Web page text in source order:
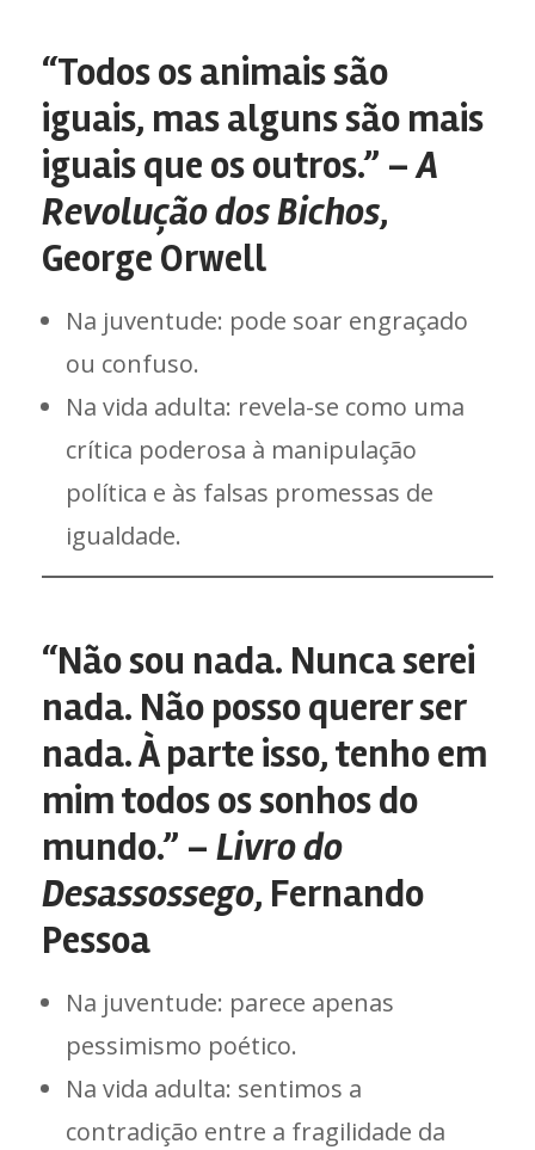
“Todos os animais são
iguais, mas alguns são mais
iguais que os outros.” –A
Revolução dos Bichos,
George Orwell
Na juventude: pode soar engraçado
ou confuso.
Na vida adulta: revela-se como uma
crítica poderosa à manipulação
política e às falsas promessas de
igualdade.
“Não sou nada. Nunca serei
nada. Não posso querer ser
nada. À parte isso, tenho em
mim todos os sonhos do
mundo.” – Livro do
Desassossego, Fernando
Pessoa
Na juventude: parece apenas
pessimismo poético.
Na vida adulta: sentimos a
contradição entre a fragilidade da